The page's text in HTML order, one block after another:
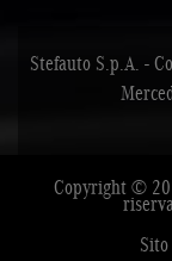
Stefauto S.p.A. -
Copyright ©